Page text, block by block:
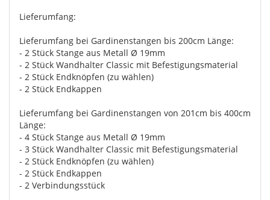
Lieferumfang:
Lieferumfang bei Gardinenstangen bis 200cm Länge:
- 2 Stück Stange aus Metall Ø 19mm
- 2 Stück Wandhalter Classic mit Befestigungsmaterial
- 2 Stück Endknöpfen (zu wählen)
- 2 Stück Endkappen
Lieferumfang bei Gardinenstangen von 201cm bis 400cm
Länge:
- 4 Stück Stange aus Metall Ø 19mm
- 3 Stück Wandhalter Classic mit Befestigungsmaterial
- 2 Stück Endknöpfen (zu wählen)
- 2 Stück Endkappen
- 2 Verbindungsstück